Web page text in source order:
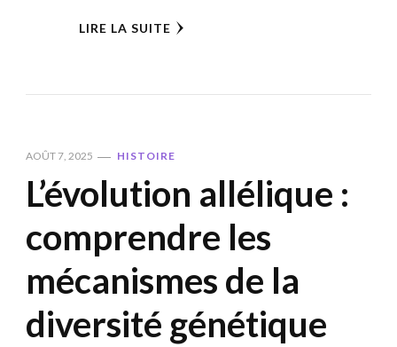
LIRE LA SUITE
AOÛT 7, 2025 HISTOIRE
L’évolution allélique :
comprendre les
mécanismes de la
diversité génétique